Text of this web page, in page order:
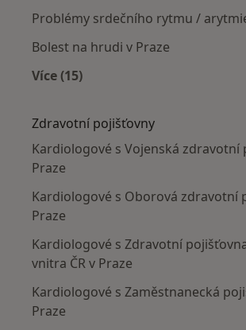
Problémy srdečního rytmu /
Bolest na hrudi v Praze
Více (15)
Zdravotní pojišťovny
Kardiologové s Vojenská zdravotní
Praze
Kardiologové s Oborová zdravotní
Praze
Kardiologové s Zdravotní
vnitra ČR v Praze
Kardiologové s Zaměstnanecká
Praze